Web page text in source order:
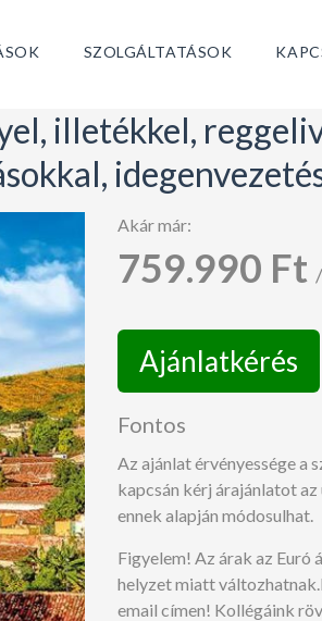
SZOLGÁLTATÁSOK
illetékkel,
Akár már:
759.990 Ft
Ajánlatkérés
Fontos
Az ajánlat érvényessége a
kapcsán kérj árajánlatot
ennek alapján módosulhat.
Figyelem! Az árak az Euró
helyzet miatt
email címen! Kollégáink